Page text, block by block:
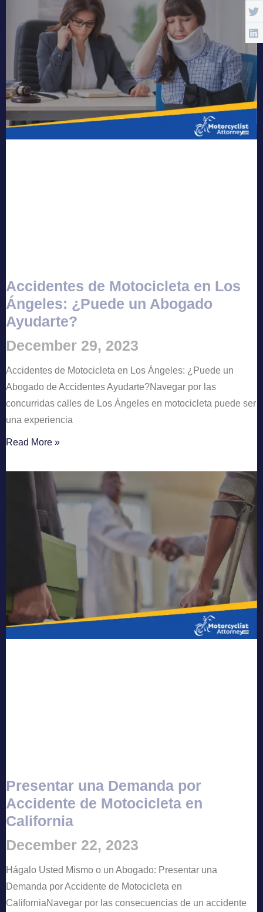
Accidentes de Motocicleta en Los
Ángeles: ¿Puede un Abogado
Ayudarte?
December 29, 2023
Accidentes de Motocicleta en Los Ángeles: ¿Puede un
Abogado de Accidentes Ayudarte?Navegar por las
concurridas calles de Los Ángeles en motocicleta puede ser
una experiencia
Read More »
Presentar una Demanda por
Accidente de Motocicleta en
California
December 22, 2023
Hágalo Usted Mismo o un Abogado: Presentar una
Demanda por Accidente de Motocicleta en
CaliforniaNavegar por las consecuencias de un accidente